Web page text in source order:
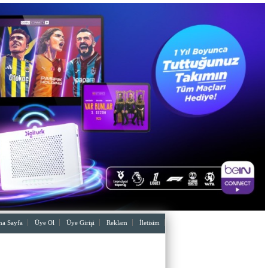
Sayfa Üye Ol Üye Girişi Reklam İletisim